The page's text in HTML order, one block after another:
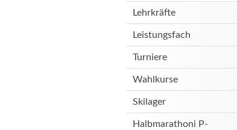
Lehrkräfte
Leistungsfach
Turniere
Wahlkurse
Skilager
Halbmarathoni P-